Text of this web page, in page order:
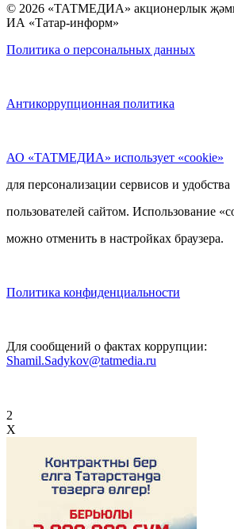
© 2026 «ТАТМЕДИА» акционерлык
ИА «Татар-информ»
Политика о персональных данных
Антикоррупционная политика
АО «ТАТМЕДИА» использует «cookie»
для персонализации сервисов и удобства
пользователей сайтом. Использование
можно отменить в настройках браузера.
Политика конфиденциальности
Для сообщений о фактах коррупции:
Shamil.Sadykov@tatmedia.ru
2
X